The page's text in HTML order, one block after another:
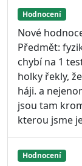
Hodnocení
Nové
Předmět:
chybí na 1
holky řekly,
háji. a
jsou tam
kterou jsme
Hodnocení